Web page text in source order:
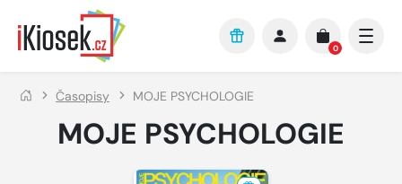
Přejít na hlavní obsah
0
Časopisy MOJE PSYCHOLOGIE
MOJE PSYCHOLOGIE